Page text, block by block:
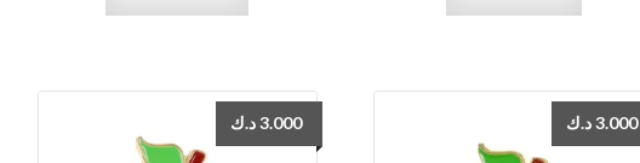
3.000د.ك 3.000 د.ك